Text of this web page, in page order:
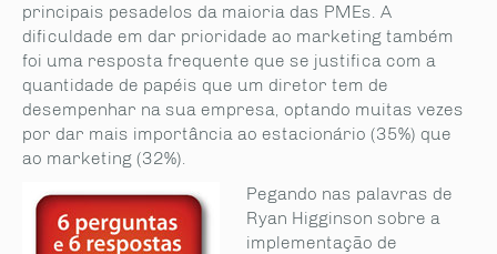
principais pesadelos da maioria das PMEs. A
dificuldade em dar prioridade ao marketing também
foi uma resposta frequente que se justifica com a
quantidade de papéis que um diretor tem de
desempenhar na sua empresa, optando muitas vezes
por dar mais importância ao estacionário (35%) que
ao marketing (32%).
Pegando nas palavras de
Ryan Higginson sobre a
implementação de